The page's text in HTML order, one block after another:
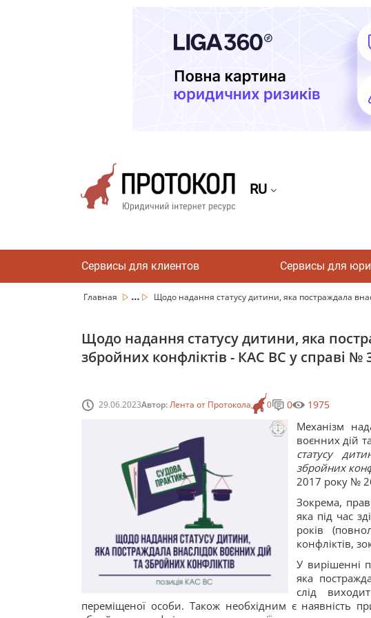
RU
Сервисы для клиентов Сервисы для
Главная ... Щодо надання статусу дитини, яка постраждала
Щодо надання статусу дитини, яка
збройних конфліктів - КАС ВС у справі №
29.06.2023Автор:Лента от Протокола 0 0 1975
Механізм
воєнних дій
статусу
збройних
2017 року №
Зокрема,
яка під час
років
конфліктів,
У вирішенні
яка
слід
переміщеної особи. Також необхідним є наявність